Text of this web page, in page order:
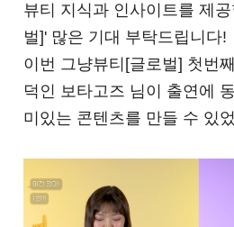
뷰티 지식과 인사이트를 제
벌]' 많은 기대 부탁드립니다!
이번 그냥뷰티[글로벌] 첫번
덕인 보타고즈 님이 출연에
미있는 콘텐츠를 만들 수 있